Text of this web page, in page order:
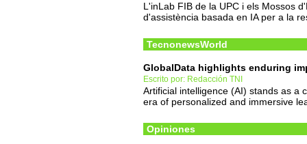
L'inLab FIB de la UPC i els Mossos
d'assistència basada en IA per a la
TecnonewsWorld
GlobalData highlights enduring
Escrito por: Redacción TNI
Artificial intelligence (AI) stands as a
era of personalized and immersive
Opiniones